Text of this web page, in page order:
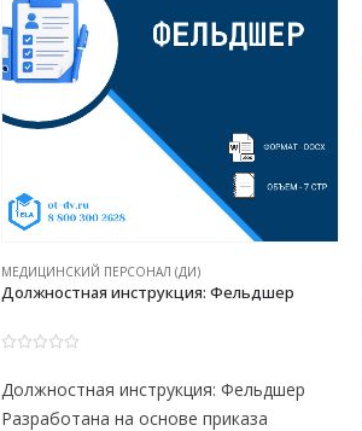
МЕДИЦИНСКИЙ ПЕРСОНАЛ (ДИ)
Должностная инструкция: Фельдшер
Должностная инструкция: Фельдшер
Разработана на основе приказа